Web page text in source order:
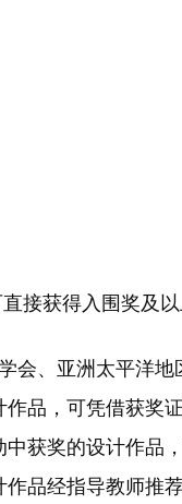
接获得入围奖及以
会、亚洲太平洋地
品，可凭借获奖
获奖的设计作品
品经指导教师推